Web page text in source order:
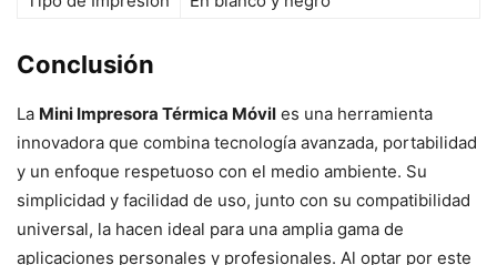
Conclusión
La Mini Impresora Térmica Móvil es una herramienta
innovadora que combina tecnología avanzada, portabilidad
y un enfoque respetuoso con el medio ambiente. Su
simplicidad y facilidad de uso, junto con su compatibilidad
universal, la hacen ideal para una amplia gama de
aplicaciones personales y profesionales. Al optar por este